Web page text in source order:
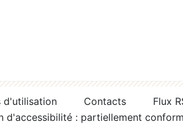
d'utilisation Contacts
Flux
d'accessibilité : partiellement